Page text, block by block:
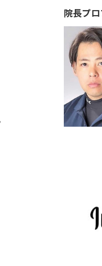
院長プ